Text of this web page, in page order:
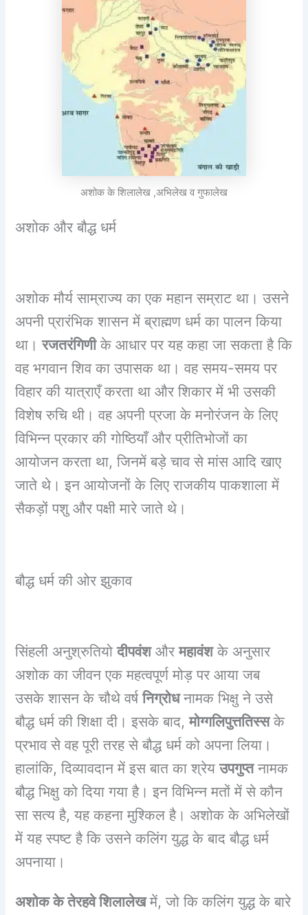
अशोक के शिलालेख ,अभिलेख व गुफालेख
अशोक और बौद्ध धर्म
अशोक मौर्य साम्राज्य का एक महान सम्राट था। उसने
अपनी प्रारंभिक शासन में ब्राह्मण धर्म का पालन किया
था।रजतरंगिणीके आधार पर यह कहा जा सकता है कि
वह भगवान शिव का उपासक था। वह समय-समय पर
विहार की यात्राएँ करता था और शिकार में भी उसकी
विशेष रुचि थी। वह अपनी प्रजा के मनोरंजन के लिए
विभिन्न प्रकार की गोष्ठियाँ और प्रीतिभोजों का
आयोजन करता था, जिनमें बड़े चाव से मांस आदि खाए
जाते थे। इन आयोजनों के लिए राजकीय पाकशाला में
सैकड़ों पशु और पक्षी मारे जाते थे।
बौद्ध धर्म की ओर झुकाव
सिंहली अनुश्रुतियोदीपवंशऔरमहावंशके अनुसार
अशोक का जीवन एक महत्वपूर्ण मोड़ पर आया जब
उसके शासन के चौथे वर्षनिग्रोधनामक भिक्षु ने उसे
बौद्ध धर्म की शिक्षा दी। इसके बाद,मोग्गलिपुत्ततिस्सके
प्रभाव से वह पूरी तरह से बौद्ध धर्म को अपना लिया।
हालांकि, दिव्यावदान में इस बात का श्रेयउपगुप्तनामक
बौद्ध भिक्षु को दिया गया है। इन विभिन्न मतों में से कौन
सा सत्य है, यह कहना मुश्किल है। अशोक के अभिलेखों
में यह स्पष्ट है कि उसने कलिंग युद्ध के बाद बौद्ध धर्म
अपनाया।
अशोक के तेरहवे शिलालेखमें, जो कि कलिंग युद्ध के बारे